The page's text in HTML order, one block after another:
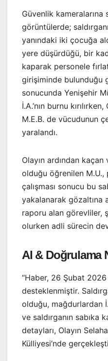
Güvenlik kameralarına
görüntülerde;
yanındaki iki çocuğa
yere düşürdüğü, bir
kaparak personele
girişiminde bulunduğu
sonucunda Yenişehir
İ.A.’nın burnu
M.E.B. de vücudunun
yaralandı.
Olayın ardından
olduğu öğrenilen
çalışması sonucu bu
yakalanarak gözaltına
raporu alan görevliler,
olurken adli sürecin
AI & Doğrulama
“Haber, 26 Şubat
desteklenmiştir.
olduğu, mağdurlardan
ve saldırganın sabıka
detayları, Olayın
Külliyesi’nde